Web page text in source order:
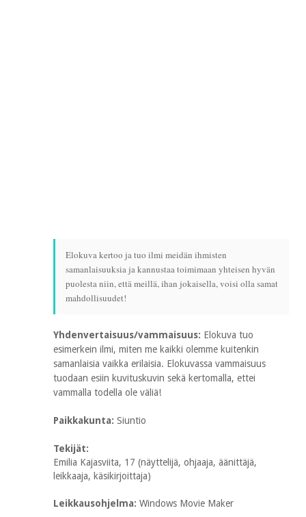
Elokuva kertoo ja tuo ilmi meidän ihmisten
samanlaisuuksia ja kannustaa toimimaan yhteisen hyvän
puolesta niin, että meillä, ihan jokaisella, voisi olla samat
mahdollisuudet!
Yhdenvertaisuus/vammaisuus: Elokuva tuo
esimerkein ilmi, miten me kaikki olemme kuitenkin
samanlaisia vaikka erilaisia. Elokuvassa vammaisuus
tuodaan esiin kuvituskuvin sekä kertomalla, ettei
vammalla todella ole väliä!
Paikkakunta: Siuntio
Tekijät:
Emilia Kajasviita, 17 (näyttelijä, ohjaaja, äänittäjä,
leikkaaja, käsikirjoittaja)
Leikkausohjelma: Windows Movie Maker